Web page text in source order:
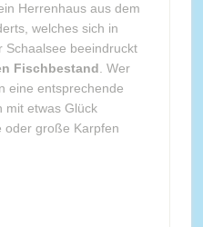
Herrenhaus aus dem
welches sich in
Schaalsee beeindruckt
Fischbestand . Wer
eine entsprechende
mit etwas Glück
oder große Karpfen